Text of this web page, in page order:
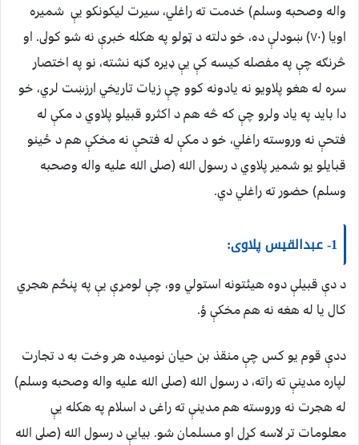
واله وصحبه وسلم) خدمت ته راغلي، سيرت ليكونكو يې شميره
اويا (٧٠) ښودلې ده، خو دلته د ټولو په هكله خبرې نه شو كولى. او
څرنګه چې په مفصله كيسه كې يې ډيره ګڼه نشته، نو په اختصار
سره له هغو پلاويو نه يادونه كوو چې زيات تاريخي ارزښت لري، خو
دا بايد په ياد ولرو چې كه څه هم د اكثرو قبيلو پلاوي د مكې له
فتحې نه وروسته راغلي، خو د مكې له فتحې نه مخكې هم د ځينو
قبايلو يو شمير پلاوي د رسول الله (صلى الله عليه واله وصحبه
وسلم) حضور ته راغلي دي.
1- عبدالقيس پلاوى:
د دې قبيلې دوه هيئتونه استولي وو، چې لومړې يې په پنځم هجري
كال يا له هغه نه هم مخكې ؤ.
ددې قوم يو كس چې منقذ بن حيان نوميده هر وخت به د تجارت
لپاره مدينې ته راته، د رسول الله (صلى الله عليه واله وصحبه وسلم)
له هجرت نه وروسته هم مدينې ته راغى د اسلام په هكله يې
معلومات تر لاسه كړل او مسلمان شو. بيايې د رسول الله (صلى الله